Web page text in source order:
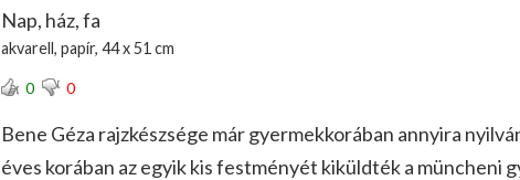
Nap, ház, fa
akvarell, papír, 44 x 51 cm
0 0
Bene Géza rajzkészsége már gyermekkorában annyira
éves korában az egyik kis festményét kiküldték a müncheni